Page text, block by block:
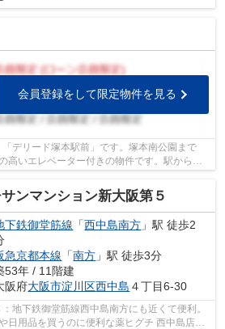
会員登録をして限定物件を見る
デリード塚本駅前」です。塚本南公園まで
高いエレベーター付きの物件です。駅から徒
淀川区で不動...
ンマンション新大阪第５
下鉄御堂筋線 「西中島南方 」駅 徒歩2
急京都本線 「南方 」駅 徒歩3分
53年 / 11階建
阪府大阪市淀川区西中島 ４丁目6-30
地下鉄御堂筋線西中島南方にも近くて便利。
日用品を買うのに便利な薬ヒグチ 西中島店が